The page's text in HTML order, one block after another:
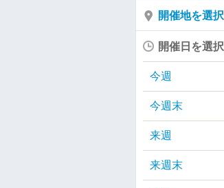
開催地を選択
開催日を選択
今週
今週末
来週
来週末